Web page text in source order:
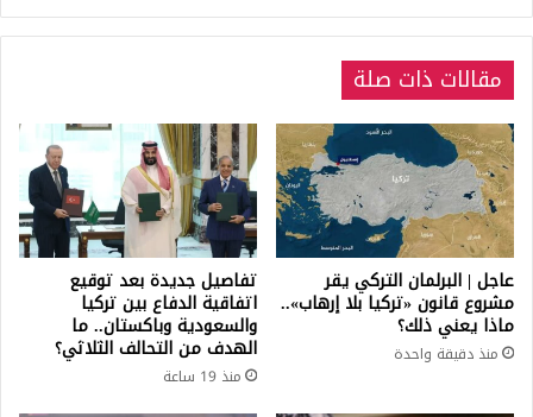
توليه
مقالات ذات صلة
عاجل | البرلمان التركي يقر
مشروع قانون «تركيا بلا إرهاب»..
ماذا يعني ذلك؟
منذ دقيقة واحدة
تفاصيل جديدة بعد توقيع
اتفاقية الدفاع بين تركيا
والسعودية وباكستان.. ما
الهدف من التحالف الثلاثي؟
منذ 19 ساعة